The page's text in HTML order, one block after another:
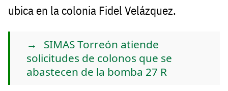
ubica en la colonia Fidel Velázquez.
SIMAS Torreón atiende
solicitudes de colonos que se
abastecen de la bomba 27 R